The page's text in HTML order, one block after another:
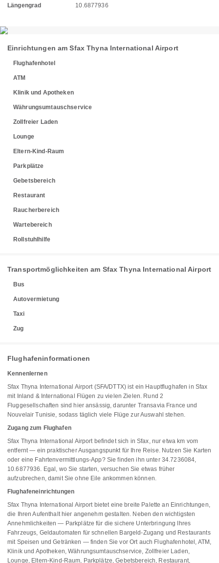
Längengrad 10.6877936
Einrichtungen am Sfax Thyna International Airport
Flughafenhotel
ATM
Klinik und Apotheken
Währungsumtauschservice
Zollfreier Laden
Lounge
Eltern-Kind-Raum
Parkplätze
Gebetsbereich
Restaurant
Raucherbereich
Wartebereich
Rollstuhlhilfe
Transportmöglichkeiten am Sfax Thyna International Airport
Bus
Autovermietung
Taxi
Zug
Flughafeninformationen
Kennenlernen
Sfax Thyna International Airport (SFA/DTTX) ist ein Hauptflughafen in Sfax
mit Inland & International Flügen zu vielen Zielen. Rund 2
Fluggesellschaften sind hier ansässig, darunter Transavia France und
Nouvelair Tunisie, sodass täglich viele Flüge zur Auswahl stehen.
Zugang zum Flughafen
Sfax Thyna International Airport befindet sich in Sfax, nur etwa km vom
entfernt — ein praktischer Ausgangspunkt für Ihre Reise. Nutzen Sie Karten
oder eine Fahrtenvermittlungs-App? Sie finden ihn unter 34.7236084,
10.6877936. Egal, wo Sie starten, versuchen Sie etwas früher
aufzubrechen, damit Sie ohne Eile ankommen können.
Flughafeneinrichtungen
Sfax Thyna International Airport bietet eine breite Palette an Einrichtungen,
die Ihren Aufenthalt hier angenehm gestalten. Neben den wichtigsten
Annehmlichkeiten — Parkplätze für die sichere Unterbringung Ihres
Fahrzeugs, Geldautomaten für schnellen Bargeld-Zugang und Restaurants
mit Speisen und Getränken — finden Sie vor Ort auch Flughafenhotel, ATM,
Klinik und Apotheken, Währungsumtauschservice, Zollfreier Laden,
Lounge, Eltern-Kind-Raum, Parkplätze, Gebetsbereich, Restaurant,